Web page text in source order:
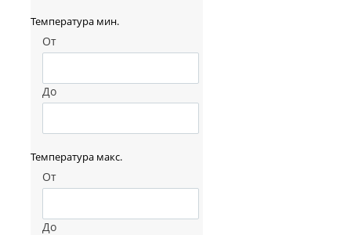
Температура мин.
От
До
Температура макс.
От
До